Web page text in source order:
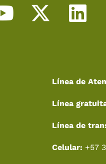
Y
X
L
k
e
d
i
n
Línea de
Línea
Línea de
Celular: +57